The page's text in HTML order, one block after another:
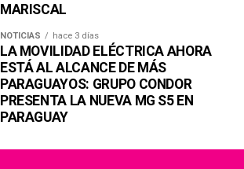
MARISCAL
NOTICIAS hace 3 días
LA MOVILIDAD ELÉCTRICA AHORA
ESTÁ AL ALCANCE DE MÁS
PARAGUAYOS: GRUPO CONDOR
PRESENTA LA NUEVA MG S5 EN
PARAGUAY